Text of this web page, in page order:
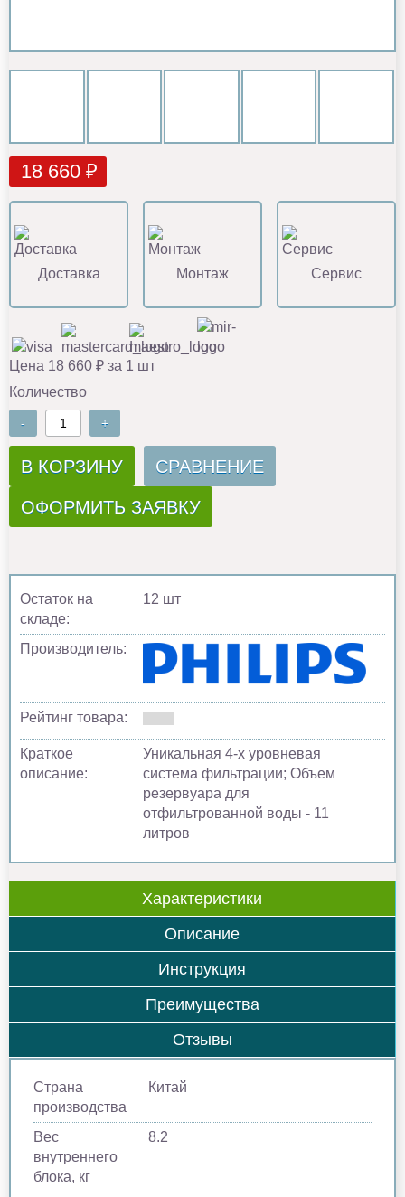
18 660 ₽
Доставка Монтаж Сервис
Цена 18 660 ₽ за 1 шт
Количество
- +
В КОРЗИНУ СРАВНЕНИЕ
ОФОРМИТЬ ЗАЯВКУ
Остаток на
складе:
12 шт
Производитель:
Рейтинг товара:
Краткое
описание:
Уникальная 4-х уровневая
система фильтрации; Объем
резервуара для
отфильтрованной воды - 11
литров
Характеристики
Описание
Инструкция
Преимущества
Отзывы
Страна
производства
Китай
Вес
внутреннего
блока, кг
8.2